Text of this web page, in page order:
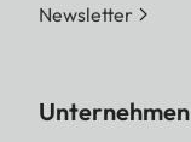
Newsletter
Unternehmen